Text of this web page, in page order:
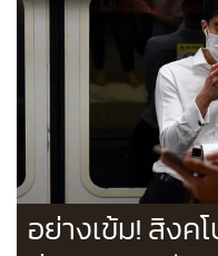
อย่างเข้ม! สิงค